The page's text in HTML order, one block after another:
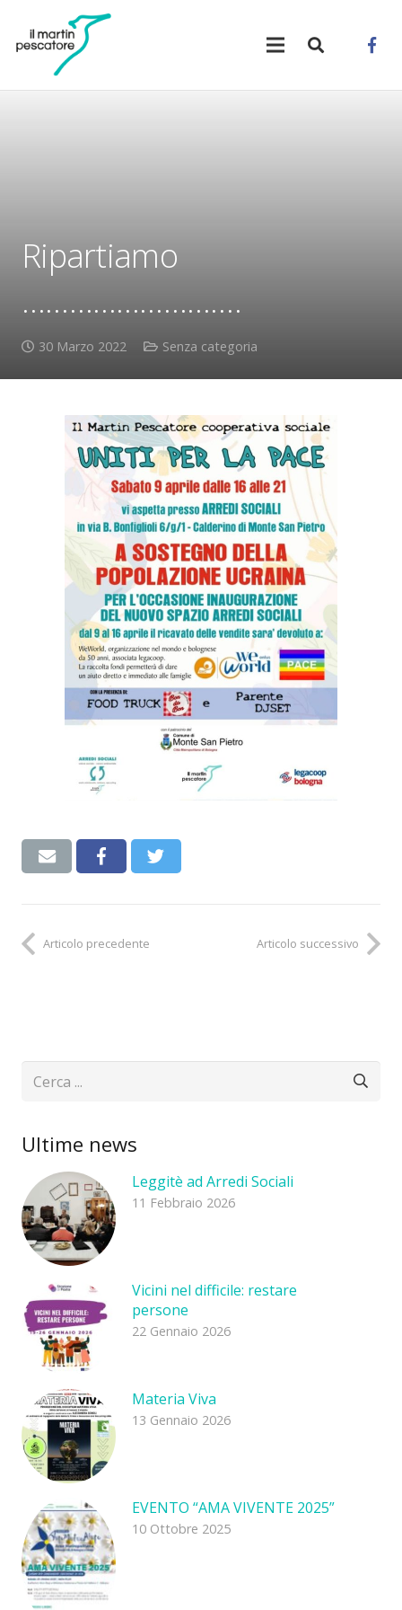
Ripartiamo
……………………….
30 Marzo 2022 Senza categoria
Articolo precedente Articolo successivo
Ultime news
Leggitè ad Arredi Sociali
11 Febbraio 2026
Vicini nel difficile: restare
persone
22 Gennaio 2026
Materia Viva
13 Gennaio 2026
EVENTO “AMA VIVENTE 2025”
10 Ottobre 2025